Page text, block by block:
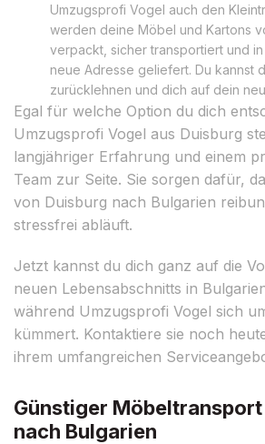
Umzugsprofi Vogel auch den
werden deine Möbel und Kartons
verpackt, sicher transportiert und
neue Adresse geliefert. Du kannst
zurücklehnen und dich auf dein
Egal für welche Option du dich
Umzugsprofi Vogel aus Duisburg
langjähriger Erfahrung und einem
Team zur Seite. Sie sorgen dafür,
von Duisburg nach Bulgarien
stressfrei abläuft.
Jetzt kannst du dich ganz auf die
neuen Lebensabschnitts in
während Umzugsprofi Vogel sich
kümmert. Kontaktiere sie noch
ihrem umfangreichen
Günstiger
nach Bulgarien